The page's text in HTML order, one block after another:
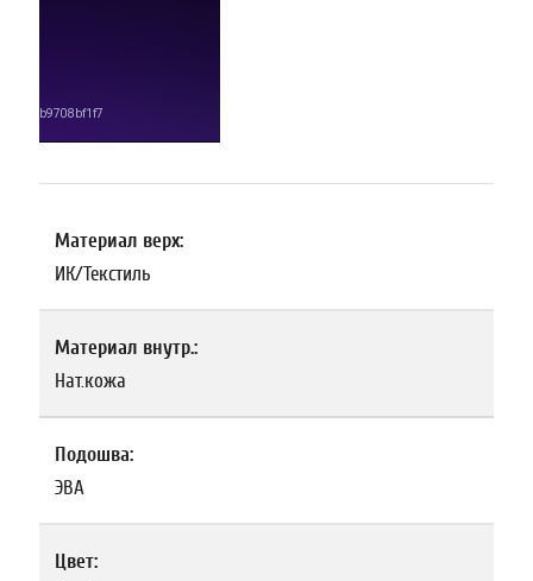
Материал верх:
ИК/Текстиль
Материал внутр.:
Нат.кожа
Подошва:
ЭВА
Цвет: